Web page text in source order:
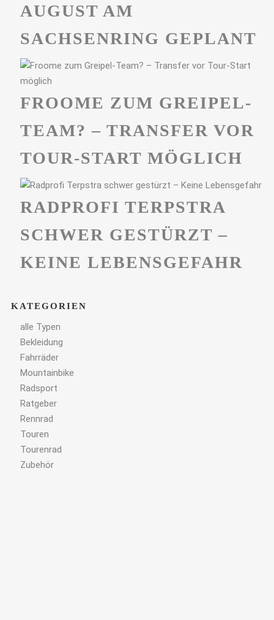
UGUST AM S
ACHSENRING GEPLANT
FROOME ZUM GREIPEL-
TEAM? – TRANSFER VOR
TOUR-START MÖGLICH
RADPROFI TERPSTRA
SCHWER GESTÜRZT –
KEINE LEBENSGEFAHR
KATEGORIEN
alle Typen
Bekleidung
Fahrräder
Mountainbike
Radsport
Ratgeber
Rennrad
Touren
Tourenrad
Zubehör